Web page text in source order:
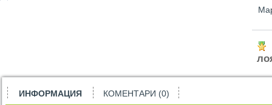
ИНФОРМАЦИЯ КОМЕНТАРИ (0)